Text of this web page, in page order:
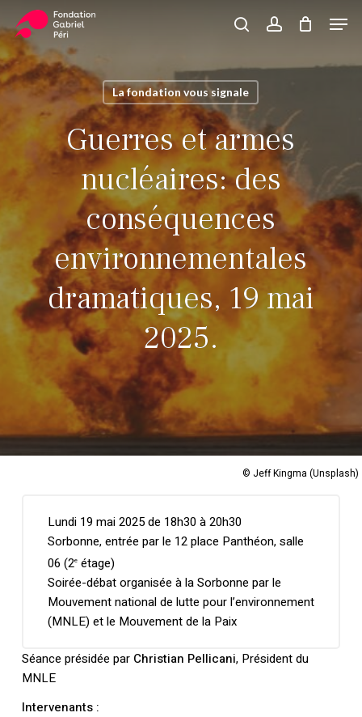
to
main
content
searchaccount
Panier Close
La fondation vous signale
Guerres et armes
nucléaires: des
conséquences
environnementales
dramatiques, 19 mai
2025.
© Jeff Kingma (Unsplash)
Lundi 19 mai 2025 de 18h30 à 20h30
Sorbonne, entrée par le 12 place Panthéon, salle
06 (2eétage)
Soirée-débat organisée à la Sorbonne par le
Mouvement national de lutte pour l’environnement
(MNLE) et le Mouvement de la Paix
Séance présidée par Christian Pellicani, Président du
MNLE
Intervenants :
Menu